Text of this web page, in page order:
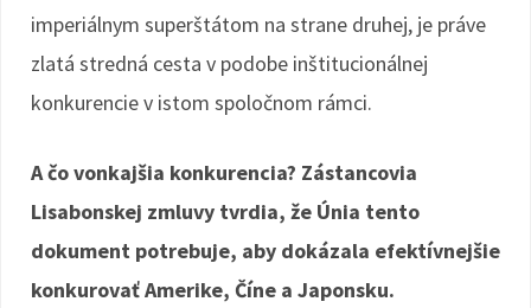
imperiálnym superštátom na strane druhej, je práve
zlatá stredná cesta v podobe inštitucionálnej
konkurencie v istom spoločnom rámci.
A čo vonkajšia konkurencia? Zástancovia
Lisabonskej zmluvy tvrdia, že Únia tento
dokument potrebuje, aby dokázala efektívnejšie
konkurovať Amerike, Číne a Japonsku.